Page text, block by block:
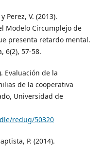
Perez, V. (2013).
Modelo Circumplejo de
presenta retardo mental.
6(2), 57-58.
Evaluación de la
de la cooperativa
Universidad de
redug/50320
P. (2014).